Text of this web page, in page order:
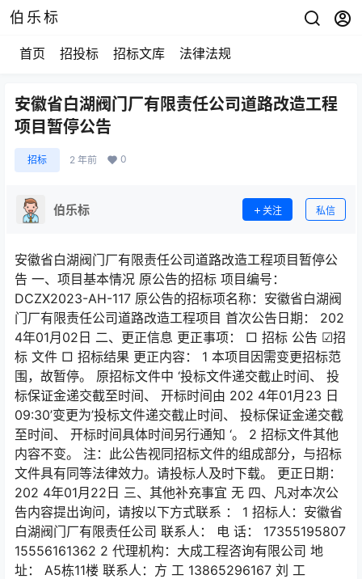
伯乐标
首页 招投标 招标文库 法律法规
安徽省白湖阀门厂有限责任公司道路改造工程
项目暂停公告
招标 2 年前 0
伯乐标 关注 私信
安徽省白湖阀门厂有限责任公司道路改造工程项目暂停公
告 一、项目基本情况 原公告的招标 项目编号：
DCZX2023-AH-117 原公告的招标项名称：安徽省白湖阀
门厂有限责任公司道路改造工程项目 首次公告日期： 202
4年01月02日 二、更正信息 更正事项： □ 招标 公告 ☑招
标 文件 □ 招标结果 更正内容： 1 本项目因需变更招标范
围，故暂停。 原招标文件中 ‘投标文件递交截止时间、 投
标保证金递交截至时间、 开标时间由 202 4年01月23 日
09:30’变更为’投标文件递交截止时间、 投标保证金递交截
至时间、 开标时间具体时间另行通知 ‘。 2 招标文件其他
内容不变。 注：此公告视同招标文件的组成部分，与招标
文件具有同等法律效力。请投标人及时下载。 更正日期：
202 4年01月22日 三、其他补充事宜 无 四、凡对本次公
告内容提出询问，请按以下方式联系 ： 1 招标人：安徽省
白湖阀门厂有限责任公司 联系人： 电 话： 17355195807
15556161362 2 代理机构：大成工程咨询有限公司 地
址： A5栋11楼 联系人：方 工 13865296167 刘 工